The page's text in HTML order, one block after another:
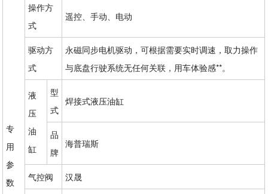
专
用
参
数
操作方
式
遥控、手动、电动
驱动方
式
永磁同步电机驱动，可根据需要实时调速，取力操作
与底盘行驶系统无任何关联，用车体验感**。
液
压
油
缸
型
式
焊接式液压油缸
品
牌
海普瑞斯
气控阀 汉晟